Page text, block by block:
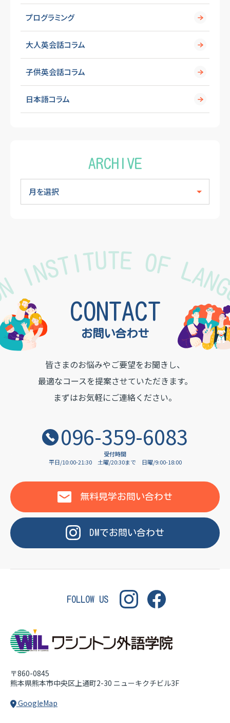
プログラミング
大人英会話コラム
子供英会話コラム
日本語コラム
ARCHIVE
WASHINGTON
INSTITUTE OF
お問い合わせ
CONTACT
皆さまのお悩みやご要望をお聞きし、
最適なコースを提案させていただきます。
まずはお気軽にご連絡ください。
096-359-6083
受付時間
平日/10:00-21:30
土曜/20:30まで 日曜/9:00-18:00
無料見学お問い合わせ
DMでお問い合わせ
FOLLOW US
〒860-0845
熊本県熊本市中央区上通町2-30 ニューキクチビル3F
GoogleMap